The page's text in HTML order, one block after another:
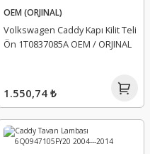
OEM (ORJINAL)
Volkswagen Caddy Kapı Kilit Teli
Ön 1T0837085A OEM / ORJINAL
1.550,74 ₺